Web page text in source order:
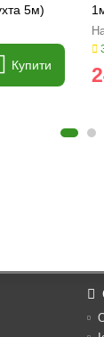
5м)
Купити